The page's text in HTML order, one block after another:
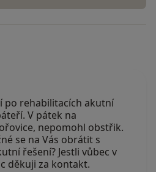
po rehabilitacích akutní
V pátek na
nepomohl obstřik.
se na Vás obrátit s
řešení? Jestli vůbec v
děkuji za kontakt.